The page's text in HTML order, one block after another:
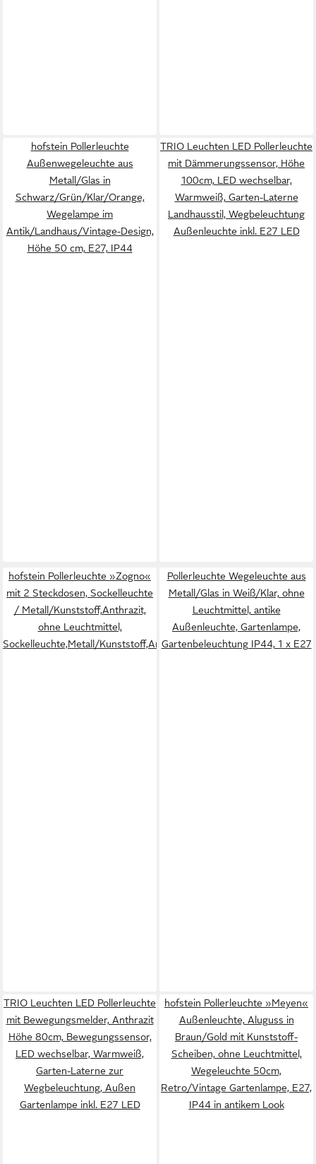
hofstein Pollerleuchte
Außenwegeleuchte aus
Metall/Glas in
Schwarz/Grün/Klar/Orange,
Wegelampe im
Antik/Landhaus/Vintage-Design,
Höhe 50 cm, E27, IP44
TRIO Leuchten LED Pollerleuchte
mit Dämmerungssensor, Höhe
100cm, LED wechselbar,
Warmweiß, Garten-Laterne
Landhausstil, Wegbeleuchtung
Außenleuchte inkl. E27 LED
hofstein Pollerleuchte »Zogno«
mit 2 Steckdosen, Sockelleuchte
/ Metall/Kunststoff,Anthrazit,
ohne Leuchtmittel,
Sockelleuchte,Metall/Kunststoff,Anthrazit/Weiß,110cm,E27,IP44
Pollerleuchte Wegeleuchte aus
Metall/Glas in Weiß/Klar, ohne
Leuchtmittel, antike
Außenleuchte, Gartenlampe,
Gartenbeleuchtung IP44, 1 x E27
TRIO Leuchten LED Pollerleuchte
mit Bewegungsmelder, Anthrazit
Höhe 80cm, Bewegungssensor,
LED wechselbar, Warmweiß,
Garten-Laterne zur
Wegbeleuchtung, Außen
Gartenlampe inkl. E27 LED
hofstein Pollerleuchte »Meyen«
Außenleuchte, Aluguss in
Braun/Gold mit Kunststoff-
Scheiben, ohne Leuchtmittel,
Wegeleuchte 50cm,
Retro/Vintage Gartenlampe, E27,
IP44 in antikem Look